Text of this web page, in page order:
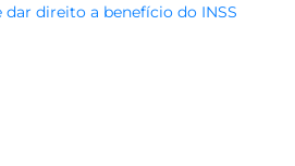
direito a benefício do INSS